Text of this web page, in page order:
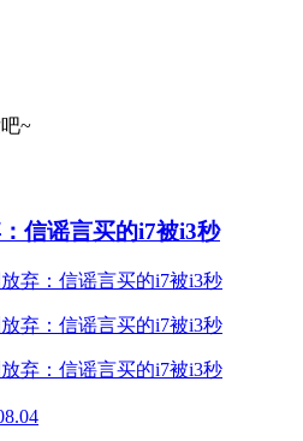
吧~
信谣言买的i7被i3秒